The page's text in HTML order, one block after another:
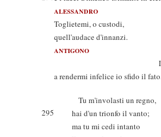
ALESSANDRO
Toglietemi, o custodi,
quell'audace d'innanzi.
ANTIGONO
In questo
a rendermi infelice io sfido il
Tu m'involasti un regno,
295
hai d'un trionfo il vanto;
ma tu mi cedi intanto